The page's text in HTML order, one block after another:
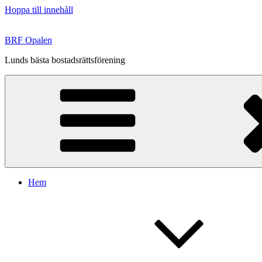
Hoppa till innehåll
BRF Opalen
Lunds bästa bostadsrättsförening
Hem